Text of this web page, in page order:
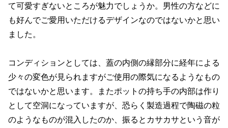
て可愛すぎないところが魅力でしょうか。男性の方などに
も好んでご愛用いただけるデザインなのではないかと思い
ました。
コンディションとしては、蓋の内側の縁部分に経年による
少々の変色が見られますがご使用の際気になるようなもの
ではないかと思います。またポットの持ち手の内部は作り
として空洞になっていますが、恐らく製造過程で陶磁の粒
のようなものが混入したのか、振るとカサカサという音が